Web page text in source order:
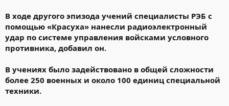
В ходе другого эпизода учений специалисты РЭБ с
помощью «Красуха» нанесли радиоэлектронный
удар по системе управления войсками условного
противника, добавил он.
В учениях было задействовано в общей сложности
более 250 военных и около 100 единиц специальной
техники.